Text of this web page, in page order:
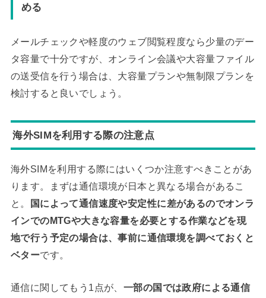
める
メールチェックや軽度のウェブ閲覧程度なら少量のデー
タ容量で十分ですが、オンライン会議や大容量ファイル
の送受信を行う場合は、大容量プランや無制限プランを
検討すると良いでしょう。
海外SIMを利用する際の注意点
海外SIMを利用する際にはいくつか注意すべきことがあ
ります。まずは通信環境が日本と異なる場合があるこ
と。
国によって通信速度や安定性に差があるのでオンラ
インでのMTGや大きな容量を必要とする作業などを現
地で行う予定の場合は、事前に通信環境を調べておくと
ベターです。
通信に関してもう1点が、 一部の国では政府による通信